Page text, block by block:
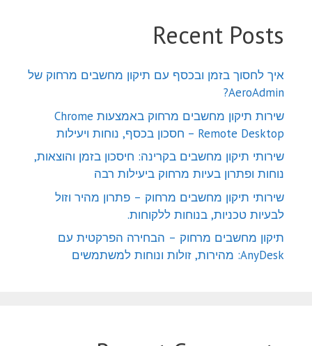
Recent Posts
איך לחסוך בזמן ובכסף עם תיקון מחשבים מרחוק של
AeroAdmin?
שירות תיקון מחשבים מרחוק באמצעות Chrome
Remote Desktop – חסכון בכסף, נוחות ויעילות
שירותי תיקון מחשבים בקרינה: חיסכון בזמן והוצאות,
נוחות ופתרון בעיות מרחוק ביעילות רבה
שירותי תיקון מחשבים מרחוק – פתרון מהיר וזול
לבעיות טכניות, בנוחות ללקוחות.
תיקון מחשבים מרחוק – הבחירה הפרקטית עם
AnyDesk: מהירות, זולות ונוחות למשתמשים